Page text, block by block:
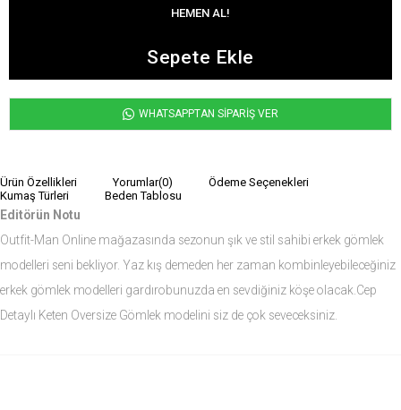
WHATSAPPTAN SİPARİŞ VER
Ürün Özellikleri Yorumlar(0)
Ödeme Seçenekleri
Kumaş Türleri
Beden Tablosu
Editörün Notu
Outfit-Man Online mağazasında sezonun şık ve stil sahibi erkek gömlek
modelleri seni bekliyor. Yaz kış demeden her zaman kombinleyebileceğiniz
erkek gömlek modelleri gardırobunuzda en sevdiğiniz köşe olacak.Cep
Detaylı Keten Oversize Gömlek modelini siz de çok seveceksiniz.